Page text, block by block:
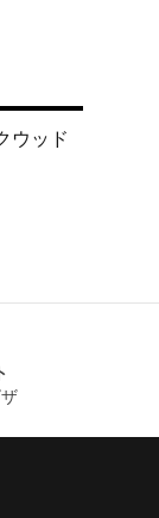
ウッド